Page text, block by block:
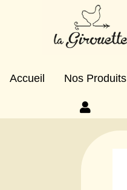
Accueil Nos Produits